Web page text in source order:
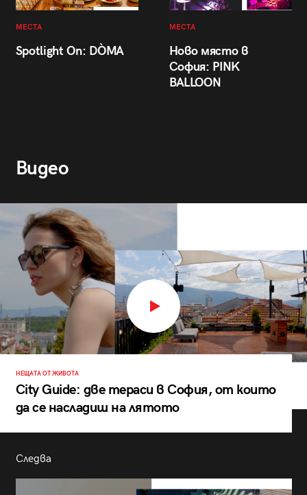
МЕСТА
Spotlight On: DÒMA
МЕСТА
Ново място в
София: PINK
BALLOON
Видео
НЕЩАТА ОТ ЖИВОТА
City Guide: две тераси в София, от които
да се насладиш на лятото
Следва